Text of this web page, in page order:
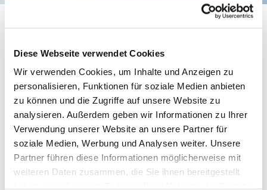
Diese Webseite verwendet Cookies
Wir verwenden Cookies, um Inhalte und Anzeigen zu
personalisieren, Funktionen für soziale Medien anbieten
zu können und die Zugriffe auf unsere Website zu
analysieren. Außerdem geben wir Informationen zu Ihrer
Verwendung unserer Website an unsere Partner für
soziale Medien, Werbung und Analysen weiter. Unsere
Partner führen diese Informationen möglicherweise mit
weiteren Daten zusammen, die Sie ihnen bereitgestellt
SCHREIBINSEL autobiografisch